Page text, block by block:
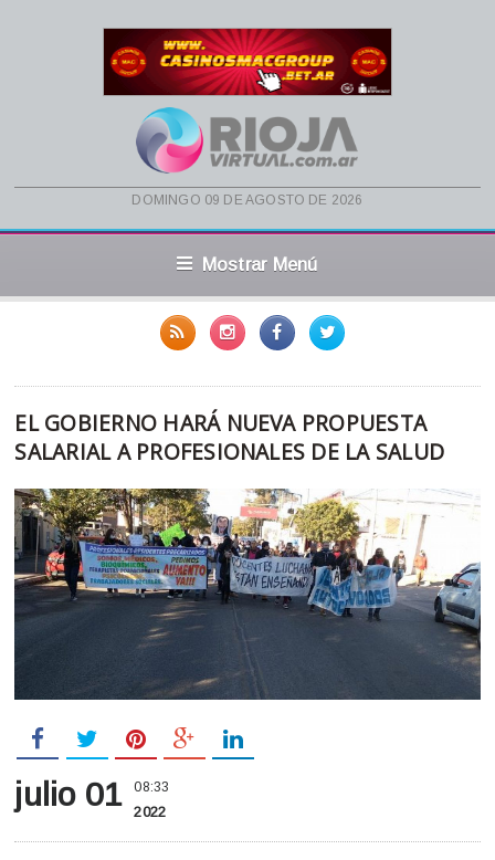
domingo 09 de agosto de 2026
Mostrar Menú
EL GOBIERNO HARÁ NUEVA PROPUESTA
SALARIAL A PROFESIONALES DE LA SALUD
julio 01 08:33
2022